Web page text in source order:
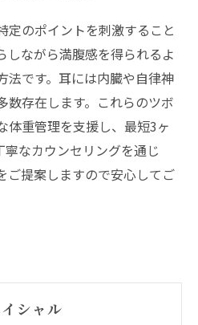
定のポイントを刺激すること
しながら満腹感を得られるよ
法です。耳には内臓や自律神
数存在します。これらのツボ
体重管理を支援し、最短3ヶ
なカウンセリングを通じ
ご提案しますので安心してご
シャル